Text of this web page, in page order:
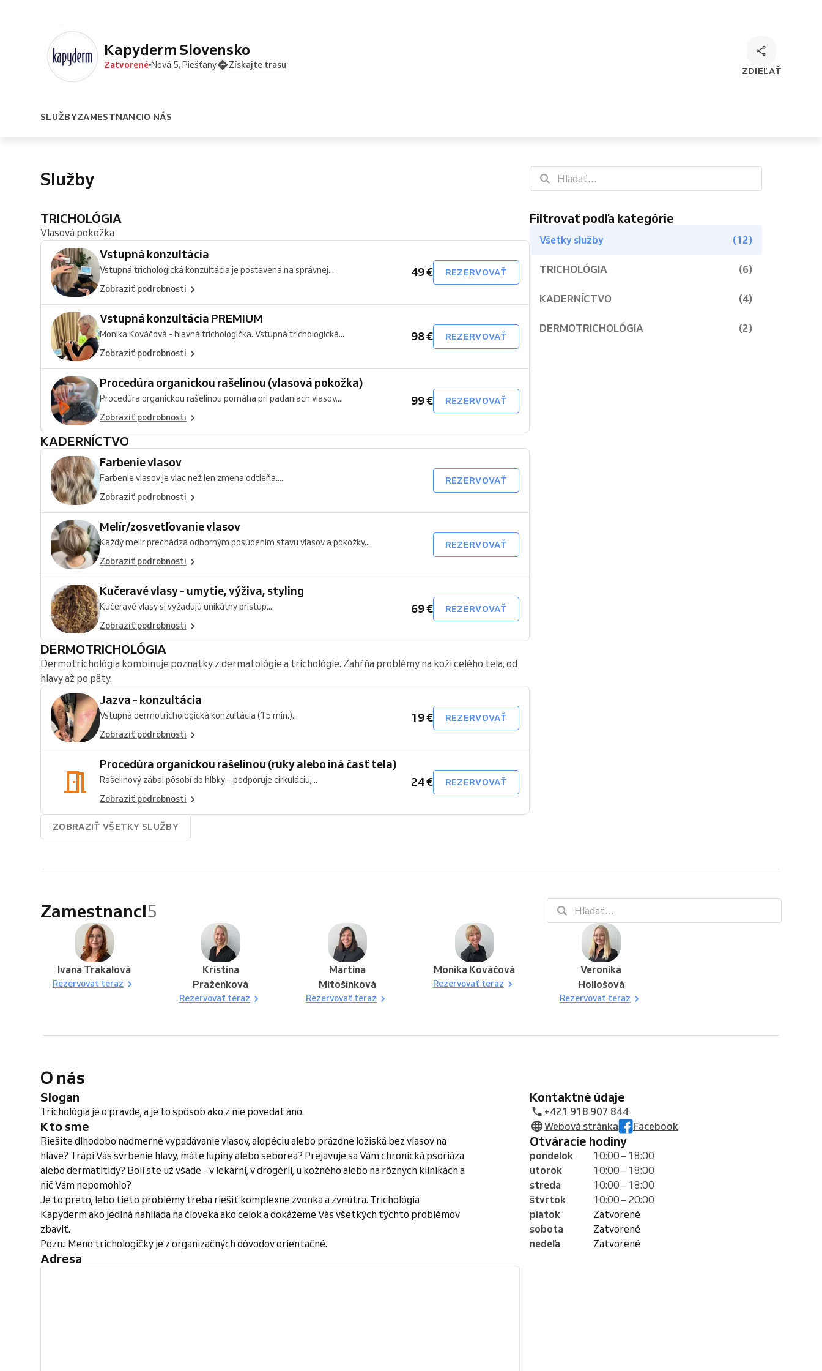
Kapyderm Slovensko
Zatvorené Nová 5, Piešťany Získajte trasu
ZDIEĽAŤ
SLUŽBYZAMESTNANCIO NÁS
Služby
TRICHOLÓGIA
Vlasová pokožka
Vstupná konzultácia
Vstupná trichologická konzultácia je postavená na správnej...
Zobraziť podrobnosti
49 € REZERVOVAŤ
Vstupná konzultácia PREMIUM
Monika Kováčová - hlavná trichologička. Vstupná trichologická...
Zobraziť podrobnosti
98 € REZERVOVAŤ
Procedúra organickou rašelinou (vlasová pokožka)
Procedúra organickou rašelinou pomáha pri padaniach vlasov,...
Zobraziť podrobnosti
99 € REZERVOVAŤ
KADERNÍCTVO
Farbenie vlasov
Farbenie vlasov je viac než len zmena odtieňa....
Zobraziť podrobnosti
REZERVOVAŤ
Melír/zosvetľovanie vlasov
Každý melír prechádza odborným posúdením stavu vlasov a pokožky,...
Zobraziť podrobnosti
REZERVOVAŤ
Kučeravé vlasy - umytie, výživa, styling
Kučeravé vlasy si vyžadujú unikátny prístup....
Zobraziť podrobnosti
69 € REZERVOVAŤ
DERMOTRICHOLÓGIA
Dermotrichológia kombinuje poznatky z dermatológie a trichológie. Zahŕňa problémy na koži celého tela, od
hlavy až po päty.
Jazva - konzultácia
Vstupná dermotrichologická konzultácia (15 min.)...
Zobraziť podrobnosti
19 € REZERVOVAŤ
Procedúra organickou rašelinou (ruky alebo iná časť tela)
Rašelinový zábal pôsobí do hĺbky – podporuje cirkuláciu,...
Zobraziť podrobnosti
24 € REZERVOVAŤ
Filtrovať podľa kategórie
Všetky služby (12)
TRICHOLÓGIA (6)
KADERNÍCTVO (4)
DERMOTRICHOLÓGIA (2)
ZOBRAZIŤ VŠETKY SLUŽBY
Zamestnanci5
Ivana Trakalová
Rezervovať teraz
Kristína
Praženková
Rezervovať teraz
Martina
Mitošinková
Rezervovať teraz
Monika Kováčová
Rezervovať teraz
Veronika
Hollošová
Rezervovať teraz
O nás
Slogan
Trichológia je o pravde, a je to spôsob ako z nie povedať áno.
Kto sme
Riešite dlhodobo nadmerné vypadávanie vlasov, alopéciu alebo prázdne ložiská bez vlasov na
hlave? Trápi Vás svrbenie hlavy, máte lupiny alebo seborea? Prejavuje sa Vám chronická psoriáza
alebo dermatitídy? Boli ste už všade - v lekárni, v drogérii, u kožného alebo na rôznych klinikách a
nič Vám nepomohlo?
Je to preto, lebo tieto problémy treba riešiť komplexne zvonka a zvnútra. Trichológia
Kapyderm ako jediná nahliada na človeka ako celok a dokážeme Vás všetkých týchto problémov
zbaviť.
Pozn.: Meno trichologičky je z organizačných dôvodov orientačné.
Adresa
Kontaktné údaje
+421 918 907 844
Webová stránka
Facebook
Otváracie hodiny
pondelok
10:00 – 18:00
utorok
10:00 – 18:00
streda
10:00 – 18:00
štvrtok
10:00 – 20:00
piatok
Zatvorené
sobota
Zatvorené
nedeľa
Zatvorené